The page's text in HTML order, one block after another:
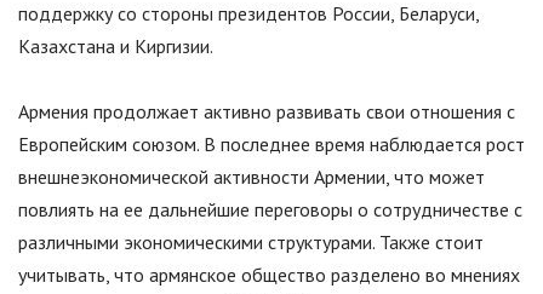
поддержку со стороны президентов России, Беларуси,
Казахстана и Киргизии.
Армения продолжает активно развивать свои отношения с
Европейским союзом. В последнее время наблюдается рост
внешнеэкономической активности Армении, что может
повлиять на ее дальнейшие переговоры о сотрудничестве с
различными экономическими структурами. Также стоит
учитывать, что армянское общество разделено во мнениях